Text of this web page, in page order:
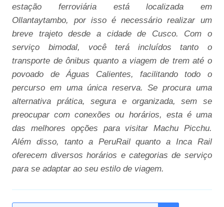
estação ferroviária está localizada em
Ollantaytambo, por isso é necessário realizar um
breve trajeto desde a cidade de Cusco. Com o
serviço bimodal, você terá incluídos tanto o
transporte de ônibus quanto a viagem de trem até o
povoado de Águas Calientes, facilitando todo o
percurso em uma única reserva. Se procura uma
alternativa prática, segura e organizada, sem se
preocupar com conexões ou horários, esta é uma
das melhores opções para visitar Machu Picchu.
Além disso, tanto a PeruRail quanto a Inca Rail
oferecem diversos horários e categorias de serviço
para se adaptar ao seu estilo de viagem.